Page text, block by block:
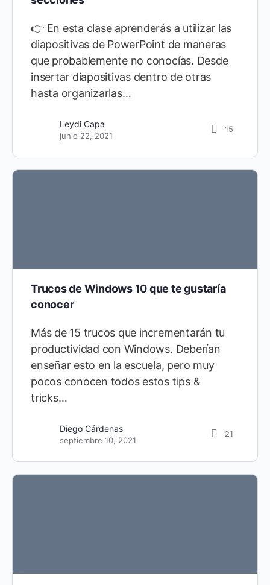
👉 En esta clase aprenderás a utilizar las
diapositivas de PowerPoint de maneras
que probablemente no conocías. Desde
insertar diapositivas dentro de otras
hasta organizarlas…
Leydi Capa
junio 22, 2021
15
Trucos de Windows 10 que te gustaría
conocer
Más de 15 trucos que incrementarán tu
productividad con Windows. Deberían
enseñar esto en la escuela, pero muy
pocos conocen todos estos tips &
tricks…
Diego Cárdenas
septiembre 10, 2021
21